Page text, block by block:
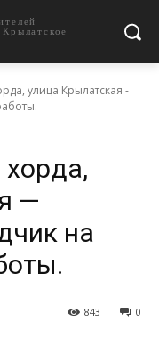
улица Крылатская -
—
на
0
843